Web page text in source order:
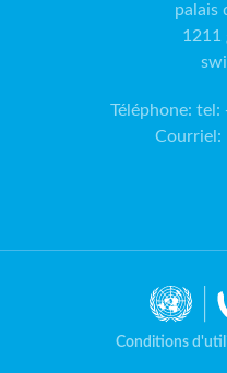
palais
1211
Téléphone: tel:
Courriel :
Conditions